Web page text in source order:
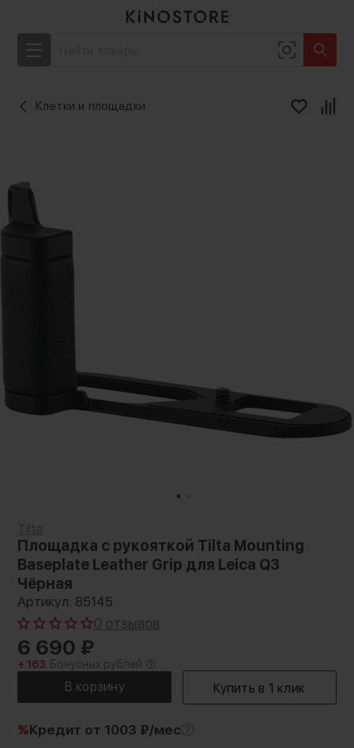
Клетки и площадки
Площадка с рукояткой Tilta Mounting
Baseplate Leather Grip для Leica Q3
Чёрная
Артикул: 85145
0 отзывов
6 690 ₽
+ 163 Бонусных рублей
%Кредит от 1003 ₽/мес